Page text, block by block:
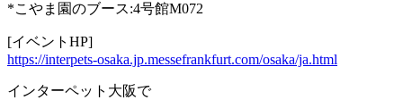
*こやま園のブース:4号館M072
[イベントHP]
https://interpets-osaka.jp.messefrankfurt.com/osaka/ja.html
インターペット大阪で